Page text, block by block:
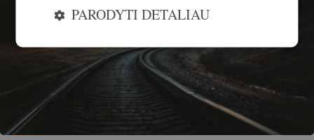
PARODYTI DETALIAU